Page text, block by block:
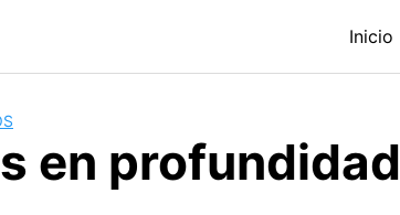
Inicio
en profundidad